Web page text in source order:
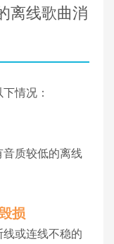
离线歌曲消
情况：
质较低的离线
损
或连线不稳的